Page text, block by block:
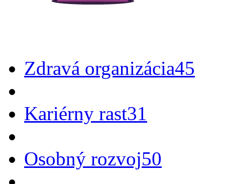
Zdravá organizácia45
Kariérny rast31
Osobný rozvoj50